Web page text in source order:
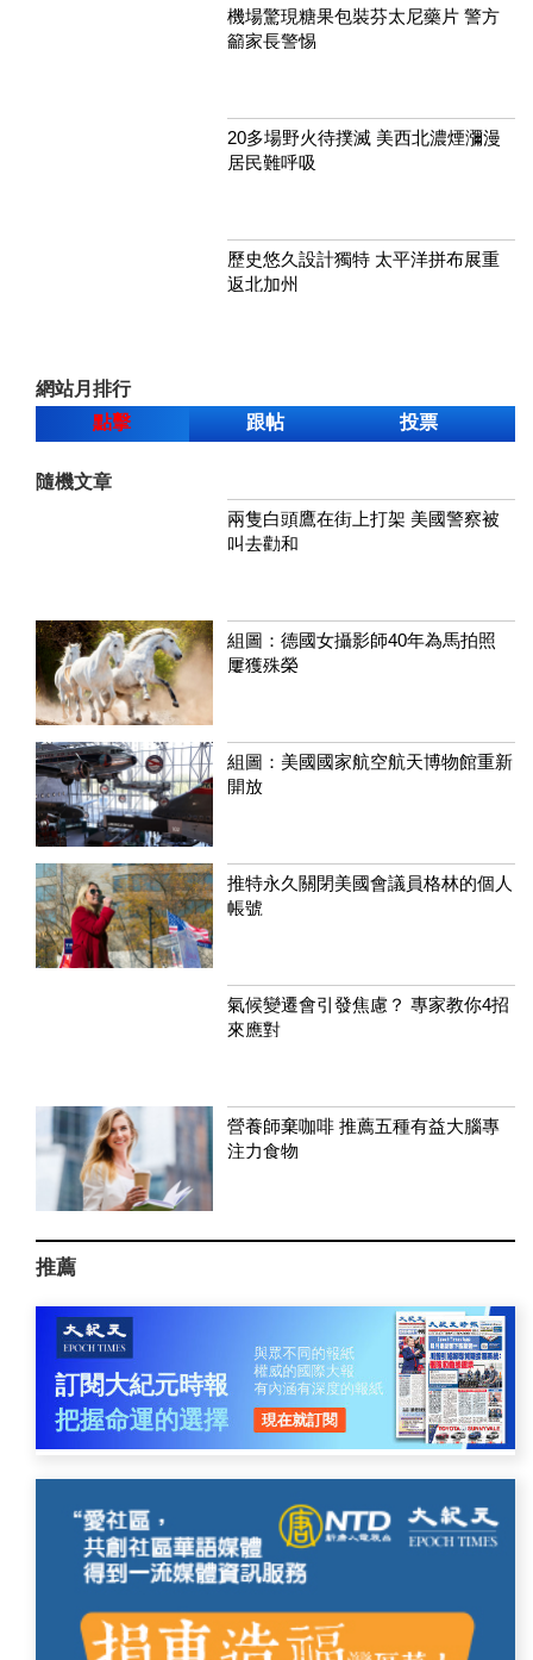
機場驚現糖果包裝芬太尼藥片 警方
籲家長警惕
20多場野火待撲滅 美西北濃煙瀰漫
居民難呼吸
歷史悠久設計獨特 太平洋拼布展重
返北加州
網站月排行
點擊
跟帖 投票
隨機文章
兩隻白頭鷹在街上打架 美國警察被
叫去勸和
組圖：德國女攝影師40年為馬拍照
屢獲殊榮
組圖：美國國家航空航天博物館重新
開放
推特永久關閉美國會議員格林的個人
帳號
氣候變遷會引發焦慮？ 專家教你4招
來應對
營養師棄咖啡 推薦五種有益大腦專
注力食物
推薦